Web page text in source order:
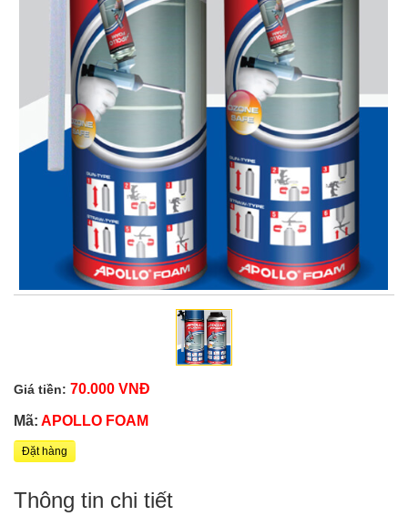
Giá tiền: 70.000 VNĐ
Mã: APOLLO FOAM
Đặt hàng
Thông tin chi tiết